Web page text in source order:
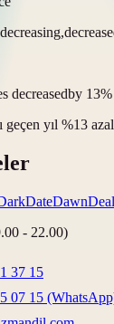
decreasedby 13%
geçen yıl %13
DateDawnDeal
- 22.00)
37 15
07 15